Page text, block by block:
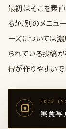
最初はそこを素
るか、別のメニュ
ーズについては濃
られている投稿
得が作りやすいで
FROM
実食写